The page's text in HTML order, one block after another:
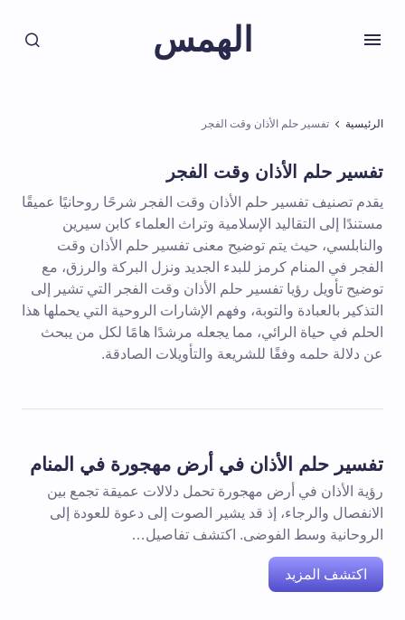
الهمس
الرئيسية تفسير حلم الأذان وقت الفجر
تفسير حلم الأذان وقت الفجر
يقدم تصنيف تفسير حلم الأذان وقت الفجر شرحًا روحانيًا عميقًا
مستندًا إلى التقاليد الإسلامية وتراث العلماء كابن سيرين
والنابلسي، حيث يتم توضيح معنى تفسير حلم الأذان وقت
الفجر في المنام كرمز للبدء الجديد ونزل البركة والرزق، مع
توضيح تأويل رؤيا تفسير حلم الأذان وقت الفجر التي تشير إلى
التذكير بالعبادة والتوبة، وفهم الإشارات الروحية التي يحملها هذا
الحلم في حياة الرائي، مما يجعله مرشدًا هامًا لكل من يبحث
عن دلالة حلمه وفقًا للشريعة والتأويلات الصادقة.
تفسير حلم الأذان في أرض مهجورة في المنام
رؤية الأذان في أرض مهجورة تحمل دلالات عميقة تجمع بين
الانفصال والرجاء، إذ قد يشير الصوت إلى دعوة للعودة إلى
الروحانية وسط الفوضى. اكتشف تفاصيل…
اكتشف المزيد